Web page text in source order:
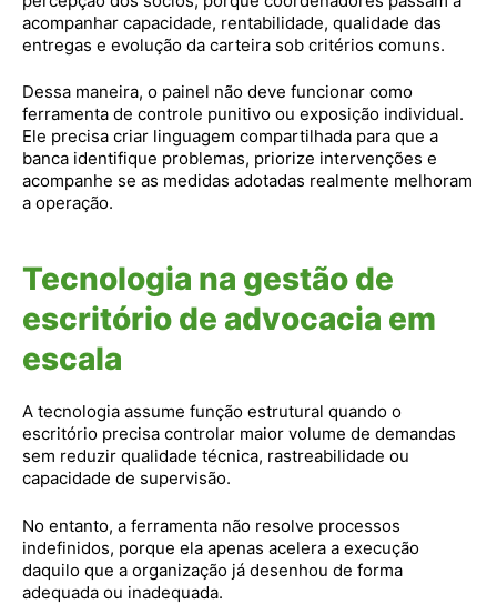
acompanhar capacidade, rentabilidade, qualidade das
entregas e evolução da carteira sob critérios comuns.
Dessa maneira, o painel não deve funcionar como
ferramenta de controle punitivo ou exposição individual.
Ele precisa criar linguagem compartilhada para que a
banca identifique problemas, priorize intervenções e
acompanhe se as medidas adotadas realmente melhoram
a operação.
Tecnologia na gestão de
escritório de advocacia em
escala
A tecnologia assume função estrutural quando o
escritório precisa controlar maior volume de demandas
sem reduzir qualidade técnica, rastreabilidade ou
capacidade de supervisão.
No entanto, a ferramenta não resolve processos
indefinidos, porque ela apenas acelera a execução
daquilo que a organização já desenhou de forma
adequada ou inadequada.